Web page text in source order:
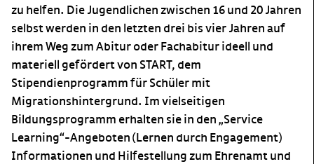
zu helfen. Die Jugendlichen zwischen 16 und 20 Jahren
selbst werden in den letzten drei bis vier Jahren auf
ihrem Weg zum Abitur oder Fachabitur ideell und
materiell gefördert von START, dem
Stipendienprogramm für Schüler mit
Migrationshintergrund. Im vielseitigen
Bildungsprogramm erhalten sie in den „Service
Learning“-Angeboten (Lernen durch Engagement)
Informationen und Hilfestellung zum Ehrenamt und